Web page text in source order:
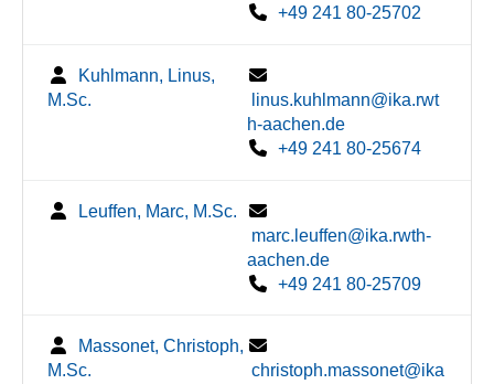
+49 241 80-25702
Kuhlmann, Linus,
M.Sc.
linus.kuhlmann@ika.rwt
h-aachen.de
+49 241 80-25674
Leuffen, Marc, M.Sc.
marc.leuffen@ika.rwth-
aachen.de
+49 241 80-25709
Massonet, Christoph,
M.Sc.
christoph.massonet@ika